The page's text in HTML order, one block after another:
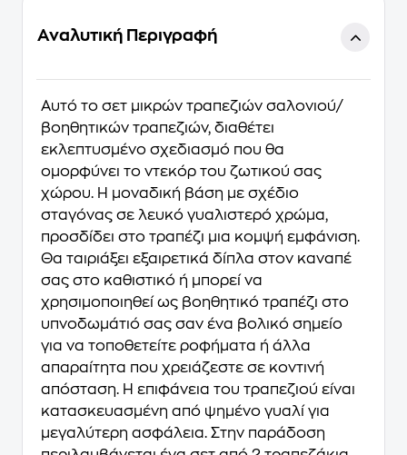
Αναλυτική Περιγραφή
Αυτό το σετ μικρών τραπεζιών σαλονιού/
βοηθητικών τραπεζιών, διαθέτει
εκλεπτυσμένο σχεδιασμό που θα
ομορφύνει το ντεκόρ του ζωτικού σας
χώρου. Η μοναδική βάση με σχέδιο
σταγόνας σε λευκό γυαλιστερό χρώμα,
προσδίδει στο τραπέζι μια κομψή εμφάνιση.
Θα ταιριάξει εξαιρετικά δίπλα στον καναπέ
σας στο καθιστικό ή μπορεί να
χρησιμοποιηθεί ως βοηθητικό τραπέζι στο
υπνοδωμάτιό σας σαν ένα βολικό σημείο
για να τοποθετείτε ροφήματα ή άλλα
απαραίτητα που χρειάζεστε σε κοντινή
απόσταση. Η επιφάνεια του τραπεζιού είναι
κατασκευασμένη από ψημένο γυαλί για
μεγαλύτερη ασφάλεια. Στην παράδοση